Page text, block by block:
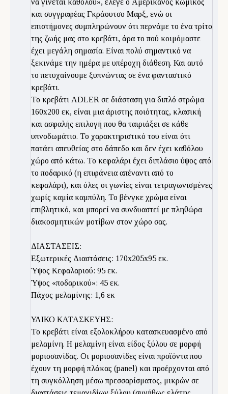
να γίνεται καθόλου», έλεγε ο Αμερικανός κωμικός
και συγγραφέας Γκράουτσο Μαρξ, ενώ οι
επιστήμονες συμπληρώνουν ότι περνάμε το ένα τρίτο
της ζωής μας στο κρεβάτι, άρα το πού κοιμόμαστε
έχει μεγάλη σημασία. Είναι πολύ σημαντικό να
ξεκινάμε την ημέρα με υπέροχη διάθεση. Και αυτό
το πετυχαίνουμε ξυπνώντας σε ένα φανταστικό
κρεβάτι.
Το κρεβάτι ADLER σε διάσταση για διπλό στρώμα
160x200 εκ, είναι μια άριστης ποιότητας, κλασική
και ασφαλής επιλογή που θα ταιριάξει σε κάθε
υπνοδωμάτιο. Το χαρακτηριστικό του είναι ότι
πατάει απευθείας στο δάπεδο και δεν έχει καθόλου
χώρο από κάτω. Το κεφαλάρι έχει διπλάσιο ύψος από
το ποδαρικό (η επιφάνεια απέναντι από το
κεφαλάρι), και όλες οι γωνίες είναι τετραγωνισμένες
χωρίς καμία καμπύλη. Το βένγκε χρώμα είναι
επιβλητικό, και μπορεί να συνδυαστεί με πληθώρα
διακοσμητικών μοτίβων στον χώρο σας.
ΔΙΑΣΤΑΣΕΙΣ:
Εξωτερικές Διαστάσεις: 170x205x95 εκ.
Ύψος Κεφαλαριού: 95 εκ.
Ύψος «ποδαρικού»: 45 εκ.
Πάχος μελαμίνης: 1,6 εκ
ΥΛΙΚΟ ΚΑΤΑΣΚΕΥΗΣ:
Το κρεβάτι είναι εξολοκλήρου κατασκευασμένο από
μελαμίνη. Η μελαμίνη είναι είδος ξύλου σε μορφή
μοριοσανίδας. Οι μοριοσανίδες είναι προϊόντα που
έχουν τη μορφή πλάκας (panel) και προέρχονται από
τη συγκόλληση μέσω πρεσσαρίσματος, μικρών σε